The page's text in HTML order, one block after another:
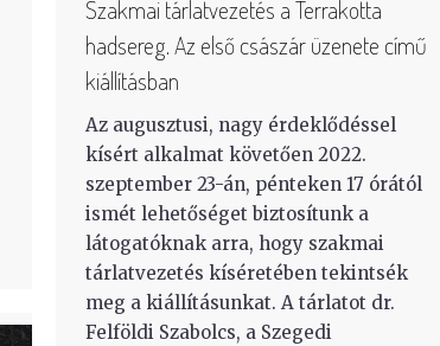
Szakmai tárlatvezetés a Terrakotta
hadsereg. Az első császár üzenete című
kiállításban
Az augusztusi, nagy érdeklődéssel
kísért alkalmat követően 2022.
szeptember 23-án, pénteken 17 órától
ismét lehetőséget biztosítunk a
látogatóknak arra, hogy szakmai
tárlatvezetés kíséretében tekintsék
meg a kiállításunkat. A tárlatot dr.
Felföldi Szabolcs, a Szegedi